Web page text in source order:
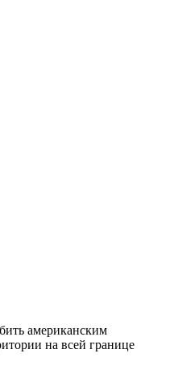
американским
на всей границе